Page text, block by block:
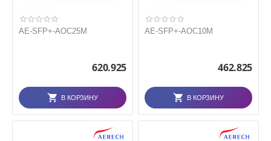
AE-SFP+-AOC25M
620.925
В КОРЗИНУ
AE-SFP+-AOC10M
462.825
В КОРЗИНУ